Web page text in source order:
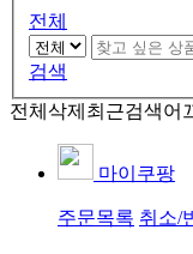
전체
검색
전체삭제 최근검색어
마이쿠팡
주문목록 취소/